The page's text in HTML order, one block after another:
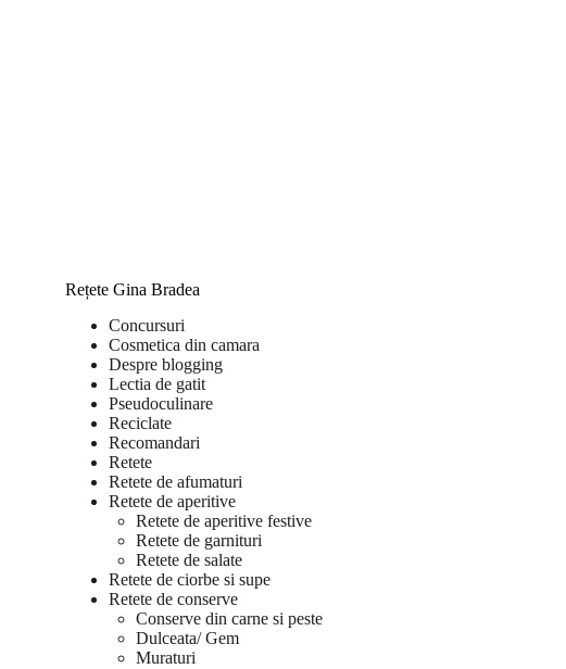
Rețete Gina Bradea
Concursuri
Cosmetica din camara
Despre blogging
Lectia de gatit
Pseudoculinare
Reciclate
Recomandari
Retete
Retete de afumaturi
Retete de aperitive
Retete de aperitive festive
Retete de garnituri
Retete de salate
Retete de ciorbe si supe
Retete de conserve
Conserve din carne si peste
Dulceata/ Gem
Muraturi